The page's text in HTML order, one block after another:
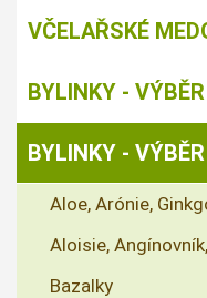
VČELAŘSKÉ
BYLINKY -
BYLINKY -
Aloe, Arónie,
Aloisie,
Bazalky